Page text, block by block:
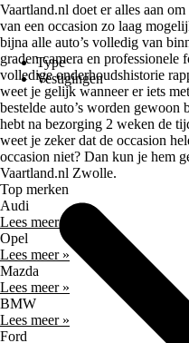
Type
Vestigingen
Vaartland.nl doet er alles aan
van een occasion zo laag
bijna alle auto’s volledig van
graden camera en professionele
volledige onderhoudshistorie
weet je gelijk wanneer er iets
bestelde auto’s worden
hebt na bezorging 2 weken de
weet je zeker dat de occasion
occasion niet? Dan kun je hem
Vaartland.nl Zwolle.
Top merken
Audi
Lees meer »
Opel
Lees meer »
Mazda
Lees meer »
BMW
Lees meer »
Ford